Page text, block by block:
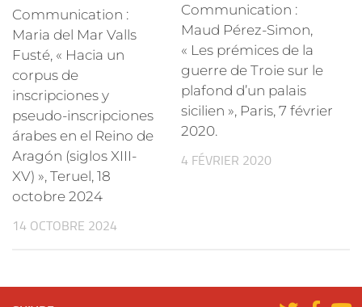
Communication :
Maria del Mar Valls
Fusté, « Hacia un
corpus de
inscripciones y
pseudo-inscripciones
árabes en el Reino de
Aragón (siglos XIII-
XV) », Teruel, 18
octobre 2024
14 OCTOBRE 2024
Communication :
Maud Pérez-Simon,
« Les prémices de la
guerre de Troie sur le
plafond d’un palais
sicilien », Paris, 7 février
2020.
4 FÉVRIER 2020